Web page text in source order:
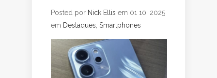
Posted por Nick Ellis em 01 10, 2025
em Destaques Smartphones